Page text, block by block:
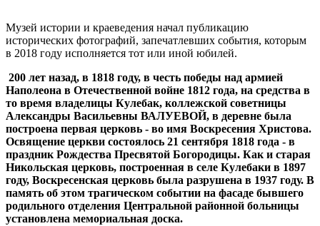
Музей истории и краеведения начал публикацию
исторических фотографий, запечатлевших события, которым
в 2018 году исполняется тот или иной юбилей.
200 лет назад, в 1818 году, в честь победы над армией
Наполеона в Отечественной войне 1812 года, на средства в
то время владелицы Кулебак, коллежской советницы
Александры Васильевны ВАЛУЕВОЙ, в деревне была
построена первая церковь - во имя Воскресения Христова.
Освящение церкви состоялось 21 сентября 1818 года - в
праздник Рождества Пресвятой Богородицы. Как и старая
Никольская церковь, построенная в селе Кулебаки в 1897
году, Воскресенская церковь была разрушена в 1937 году. В
память об этом трагическом событии на фасаде бывшего
родильного отделения Центральной районной больницы
установлена мемориальная доска.